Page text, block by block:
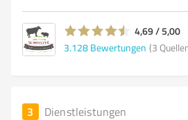
4,69 / 5,00
3.128 Bewertungen (3
3 Dienstleistungen